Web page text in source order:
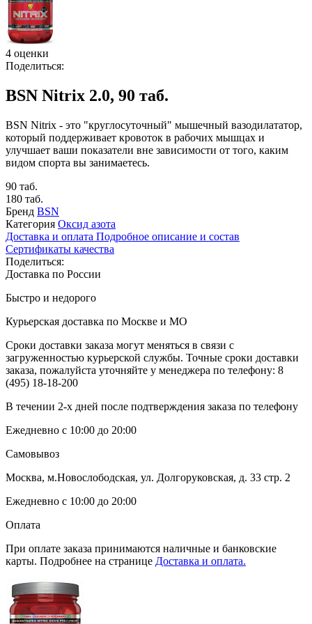
4 оценки
Поделиться:
BSN Nitrix 2.0, 90 таб.
BSN Nitrix - это "круглосуточный" мышечный вазодилататор,
который поддерживает кровоток в рабочих мышцах и
улучшает ваши показатели вне зависимости от того, каким
видом спорта вы занимаетесь.
90 таб.
180 таб.
Бренд BSN
Категория Оксид азота
Доставка и оплата Подробное описание и состав
Сертификаты качества
Поделиться:
Доставка по России
Быстро и недорого
Курьерская доставка по Москве и МО
Сроки доставки заказа могут меняться в связи с
загруженностью курьерской службы. Точные сроки доставки
заказа, пожалуйста уточняйте у менеджера по телефону: 8
(495) 18-18-200
В течении 2-х дней после подтверждения заказа по телефону
Ежедневно с 10:00 до 20:00
Самовывоз
Москва, м.Новослободская, ул. Долгоруковская, д. 33 стр. 2
Ежедневно с 10:00 до 20:00
Оплата
При оплате заказа принимаются наличные и банковские
карты. Подробнее на странице Доставка и оплата.